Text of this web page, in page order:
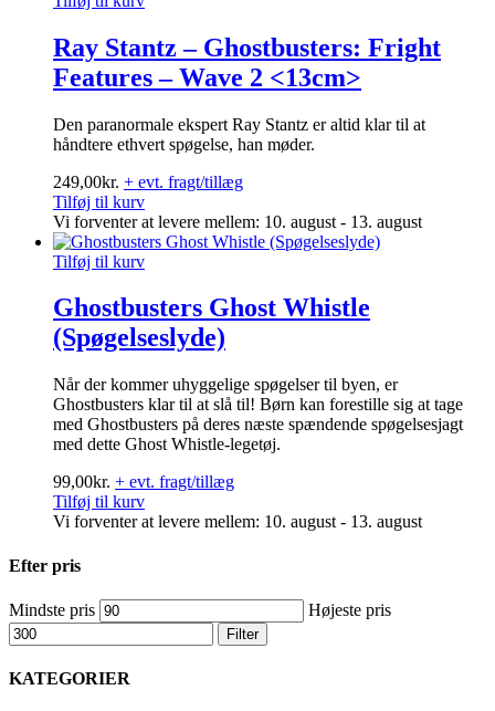
Ray Stantz – Ghostbusters: Fright
Features – Wave 2 <13cm>
Den paranormale ekspert Ray Stantz er altid klar til at
håndtere ethvert spøgelse, han møder.
249,00kr. + evt. fragt/tillæg
Tilføj til kurv
Vi forventer at levere mellem: 10. august - 13. august
Tilføj til kurv
Ghostbusters Ghost Whistle
(Spøgelseslyde)
Når der kommer uhyggelige spøgelser til byen, er
Ghostbusters klar til at slå til! Børn kan forestille sig at tage
med Ghostbusters på deres næste spændende spøgelsesjagt
med dette Ghost Whistle-legetøj.
99,00kr. + evt. fragt/tillæg
Tilføj til kurv
Vi forventer at levere mellem: 10. august - 13. august
Efter pris
Mindste pris Højeste pris
Filter
KATEGORIER